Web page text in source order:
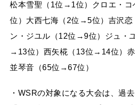
松本雪聖（1位→1位）クロエ・
位）大西七海（2位→5位）吉沢
ン・ジユル（12位→9位）ジュ・
→13位）西矢椛（13位→14位）
並琴音（65位→67位）
・WSRの対象になる大会は、過